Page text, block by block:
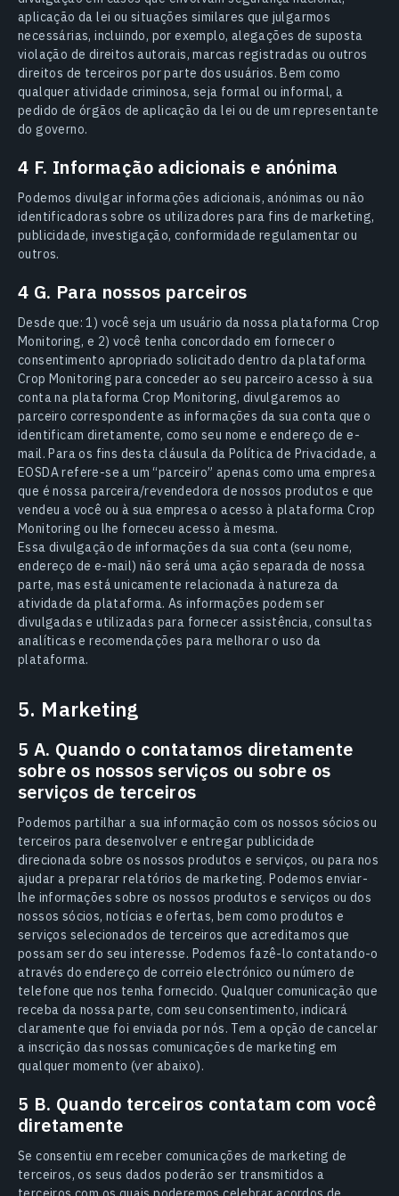
aplicação da lei ou situações similares que julgarmos
necessárias, incluindo, por exemplo, alegações de suposta
violação de direitos autorais, marcas registradas ou outros
direitos de terceiros por parte dos usuários. Bem como
qualquer atividade criminosa, seja formal ou informal, a
pedido de órgãos de aplicação da lei ou de um representante
do governo.
4 F. Informação adicionais e anónima
Podemos divulgar informações adicionais, anónimas ou não
identificadoras sobre os utilizadores para fins de marketing,
publicidade, investigação, conformidade regulamentar ou
outros.
4 G. Para nossos parceiros
Desde que: 1) você seja um usuário da nossa plataforma Crop
Monitoring, e 2) você tenha concordado em fornecer o
consentimento apropriado solicitado dentro da plataforma
Crop Monitoring para conceder ao seu parceiro acesso à sua
conta na plataforma Crop Monitoring, divulgaremos ao
parceiro correspondente as informações da sua conta que o
identificam diretamente, como seu nome e endereço de e-
mail. Para os fins desta cláusula da Política de Privacidade, a
EOSDA refere-se a um “parceiro” apenas como uma empresa
que é nossa parceira/revendedora de nossos produtos e que
vendeu a você ou à sua empresa o acesso à plataforma Crop
Monitoring ou lhe forneceu acesso à mesma.
Essa divulgação de informações da sua conta (seu nome,
endereço de e-mail) não será uma ação separada de nossa
parte, mas está unicamente relacionada à natureza da
atividade da plataforma. As informações podem ser
divulgadas e utilizadas para fornecer assistência, consultas
analíticas e recomendações para melhorar o uso da
plataforma.
5. Marketing
5 A. Quando o contatamos diretamente
sobre os nossos serviços ou sobre os
serviços de terceiros
Podemos partilhar a sua informação com os nossos sócios ou
terceiros para desenvolver e entregar publicidade
direcionada sobre os nossos produtos e serviços, ou para nos
ajudar a preparar relatórios de marketing. Podemos enviar-
lhe informações sobre os nossos produtos e serviços ou dos
nossos sócios, notícias e ofertas, bem como produtos e
serviços selecionados de terceiros que acreditamos que
possam ser do seu interesse. Podemos fazê-lo contatando-o
através do endereço de correio electrónico ou número de
telefone que nos tenha fornecido. Qualquer comunicação que
receba da nossa parte, com seu consentimento, indicará
claramente que foi enviada por nós. Tem a opção de cancelar
a inscrição das nossas comunicações de marketing em
qualquer momento (ver abaixo).
5 B. Quando terceiros contatam com você
diretamente
Se consentiu em receber comunicações de marketing de
terceiros, os seus dados poderão ser transmitidos a